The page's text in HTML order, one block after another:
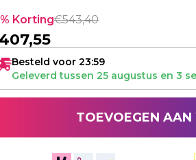
Korting€543,40
Besteld voor 23:59
Geleverd tussen 25 augustus en 3
TOEVOEGEN